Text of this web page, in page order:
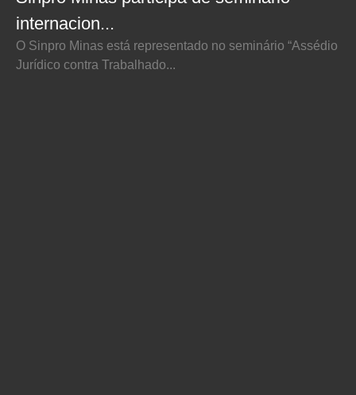
internacion...
O Sinpro Minas está representado no seminário “Assédio
Jurídico contra Trabalhado...